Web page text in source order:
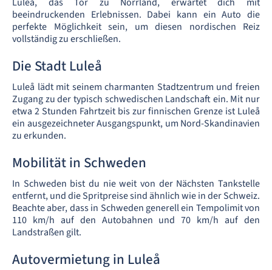
beeindruckenden Erlebnissen. Dabei kann ein Auto die
perfekte Möglichkeit sein, um diesen nordischen Reiz
vollständig zu erschließen.
Die Stadt Luleå
Luleå lädt mit seinem charmanten Stadtzentrum und freien
Zugang zu der typisch schwedischen Landschaft ein. Mit nur
etwa 2 Stunden Fahrtzeit bis zur finnischen Grenze ist Luleå
ein ausgezeichneter Ausgangspunkt, um Nord-Skandinavien
zu erkunden.
Mobilität in Schweden
In Schweden bist du nie weit von der Nächsten Tankstelle
entfernt, und die Spritpreise sind ähnlich wie in der Schweiz.
Beachte aber, dass in Schweden generell ein Tempolimit von
110 km/h auf den Autobahnen und 70 km/h auf den
Landstraßen gilt.
Autovermietung in Luleå